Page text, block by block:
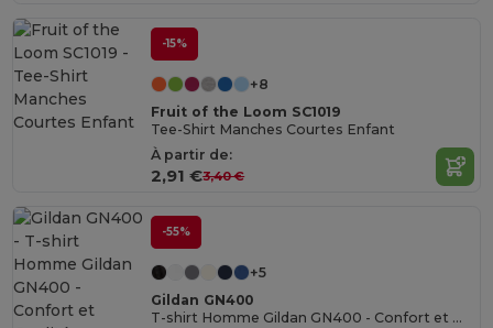
-15%
+8
Fruit of the Loom SC1019
Tee-Shirt Manches Courtes Enfant
À partir de:
2,91 €3,40 €
-55%
+5
Gildan GN400
T-shirt Homme Gildan GN400 - Confort et Qualité Supérieure